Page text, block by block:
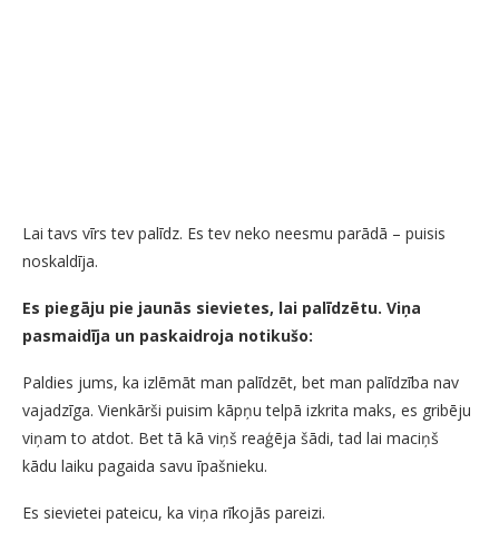
Lai tavs vīrs tev palīdz. Es tev neko neesmu parādā – puisis
noskaldīja.
Es piegāju pie jaunās sievietes, lai palīdzētu. Viņa
pasmaidīja un paskaidroja notikušo:
Paldies jums, ka izlēmāt man palīdzēt, bet man palīdzība nav
vajadzīga. Vienkārši puisim kāpņu telpā izkrita maks, es gribēju
viņam to atdot. Bet tā kā viņš reaģēja šādi, tad lai maciņš
kādu laiku pagaida savu īpašnieku.
Es sievietei pateicu, ka viņa rīkojās pareizi.